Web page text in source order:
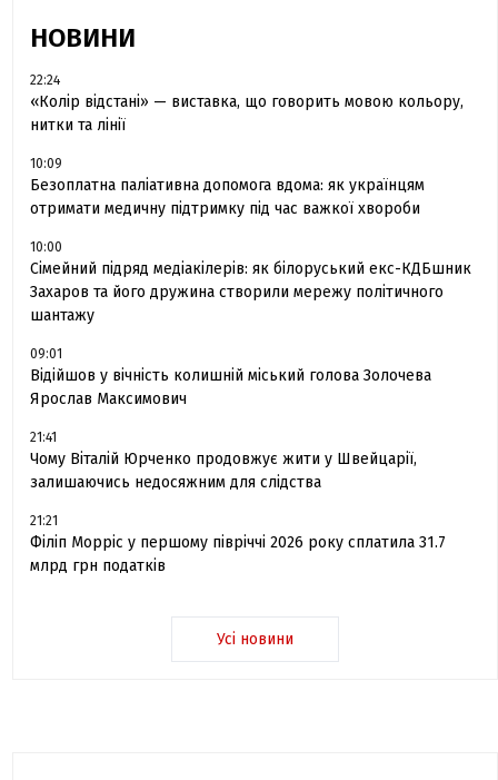
НОВИНИ
22:24
«Колір відстані» — виставка, що говорить мовою кольору,
нитки та лінії
10:09
Безоплатна паліативна допомога вдома: як українцям
отримати медичну підтримку під час важкої хвороби
10:00
Сімейний підряд медіакілерів: як білоруський екс-КДБшник
Захаров та його дружина створили мережу політичного
шантажу
09:01
Відійшов у вічність колишній міський голова Золочева
Ярослав Максимович
21:41
Чому Віталій Юрченко продовжує жити у Швейцарії,
залишаючись недосяжним для слідства
21:21
Філіп Морріс у першому півріччі 2026 року сплатила 31.7
млрд грн податків
Усі новини